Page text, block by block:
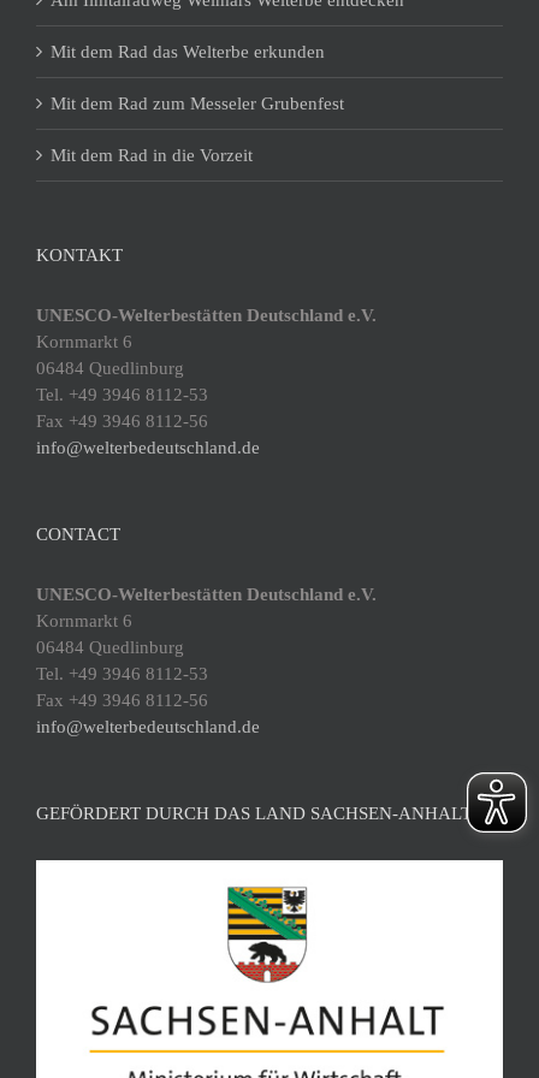
Mit dem Rad das Welterbe erkunden
Mit dem Rad zum Messeler Grubenfest
Mit dem Rad in die Vorzeit
KONTAKT
UNESCO-Welterbestätten Deutschland e.V.
Kornmarkt 6
06484 Quedlinburg
Tel. +49 3946 8112-53
Fax +49 3946 8112-56
info@welterbedeutschland.de
CONTACT
UNESCO-Welterbestätten Deutschland e.V.
Kornmarkt 6
06484 Quedlinburg
Tel. +49 3946 8112-53
Fax +49 3946 8112-56
info@welterbedeutschland.de
GEFÖRDERT DURCH DAS LAND SACHSEN-ANHALT